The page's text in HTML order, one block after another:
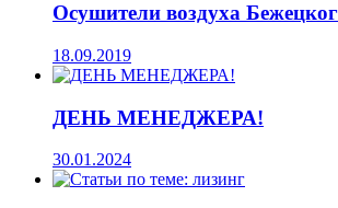
Осушители воздуха
18.09.2019
ДЕНЬ МЕНЕДЖЕРА!
30.01.2024